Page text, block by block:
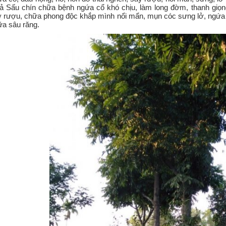
Sấu chín chữa bệnh ngứa cổ khó chịu, làm long đờm, thanh
rượu, chữa phong độc khắp mình nổi mẩn, mụn cóc sưng lở,
sâu răng.